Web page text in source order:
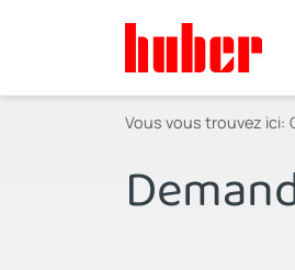
Vous vous trouvez ici: